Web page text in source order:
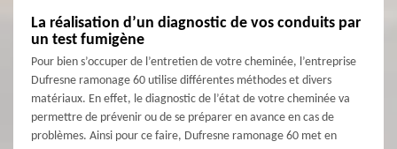
La réalisation d’un diagnostic de vos conduits par
un test fumigène
Pour bien s’occuper de l’entretien de votre cheminée, l’entreprise
Dufresne ramonage 60 utilise différentes méthodes et divers
matériaux. En effet, le diagnostic de l’état de votre cheminée va
permettre de prévenir ou de se préparer en avance en cas de
problèmes. Ainsi pour ce faire, Dufresne ramonage 60 met en